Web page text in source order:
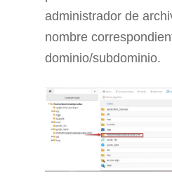
administrador de
nombre
dominio/subdominio.